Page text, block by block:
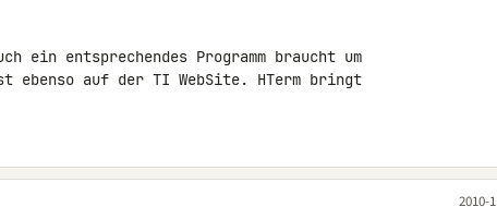
ein entsprechendes Programm braucht um
ebenso auf der TI WebSite. HTerm bringt
2010-